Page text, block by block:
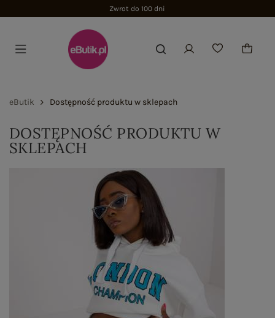
Zwrot do 100 dni
eButik Dostępność produktu w sklepach
DOSTĘPNOŚĆ PRODUKTU W
SKLEPACH